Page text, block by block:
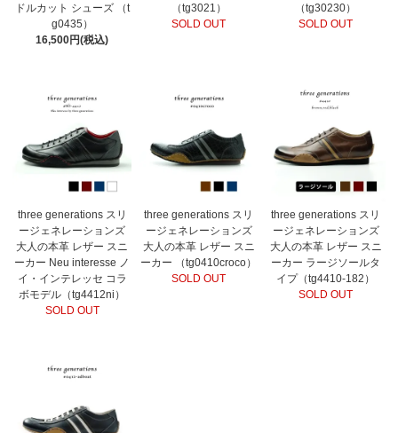
ドルカット シューズ （t
g0435）
16,500円(税込)
（tg3021）
SOLD OUT
（tg30230）
SOLD OUT
three generations スリ
ージェネレーションズ
大人の本革 レザー スニ
ーカー Neu interesse ノ
イ・インテレッセ コラ
ボモデル（tg4412ni）
SOLD OUT
three generations スリ
ージェネレーションズ
大人の本革 レザー スニ
ーカー （tg0410croco）
SOLD OUT
three generations スリ
ージェネレーションズ
大人の本革 レザー スニ
ーカー ラージソールタ
イプ（tg4410-182）
SOLD OUT